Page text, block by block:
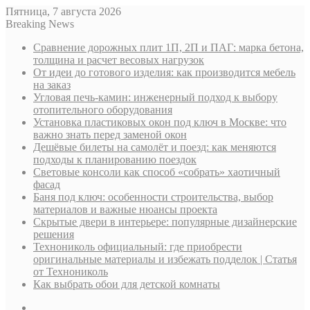
Пятница, 7 августа 2026
Breaking News
Сравнение дорожных плит 1П, 2П и ПАГ: марка бетона,
толщина и расчет весовых нагрузок
От идеи до готового изделия: как производится мебель
на заказ
Угловая печь-камин: инженерный подход к выбору
отопительного оборудования
Установка пластиковых окон под ключ в Москве: что
важно знать перед заменой окон
Дешёвые билеты на самолёт и поезд: как меняются
подходы к планированию поездок
Световые консоли как способ «собрать» хаотичный
фасад
Баня под ключ: особенности строительства, выбор
материалов и важные нюансы проекта
Скрытые двери в интерьере: популярные дизайнерские
решения
Технониколь официальный: где приобрести
оригинальные материалы и избежать подделок | Статья
от Технониколь
Как выбрать обои для детской комнаты